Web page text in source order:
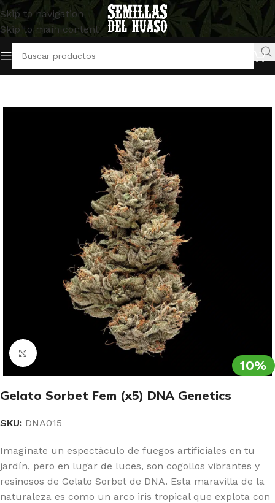
Skip to navigation
Skip to main content
Inicio/Semillas Feminizadas/DNA Genetics
10%
Clic para ampliar
Gelato Sorbet Fem (x5) DNA Genetics
SKU: DNA015
Imagínate un espectáculo de fuegos artificiales en tu
jardín, pero en lugar de luces, son cogollos vibrantes y
resinosos de Gelato Sorbet de DNA. Esta maravilla de la
naturaleza es como un arco iris tropical que explota con